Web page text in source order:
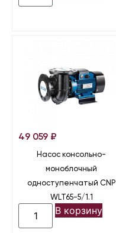
49 059 ₽
Насос консольно-
моноблочный
одноступенчатый CNP
WLT65-5/1.1
В корзину